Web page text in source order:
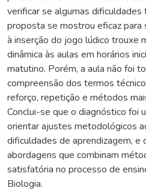
verificar se algumas
proposta se mostrou eficaz para
à inserção do jogo lúdico trouxe
dinâmica às aulas em horários
matutino. Porém, a aula não foi
compreensão dos termos
reforço, repetição e métodos
Conclui-se que o diagnóstico foi
orientar ajustes metodológicos
dificuldades de aprendizagem, e
abordagens que combinam
satisfatória no processo de
Biologia.